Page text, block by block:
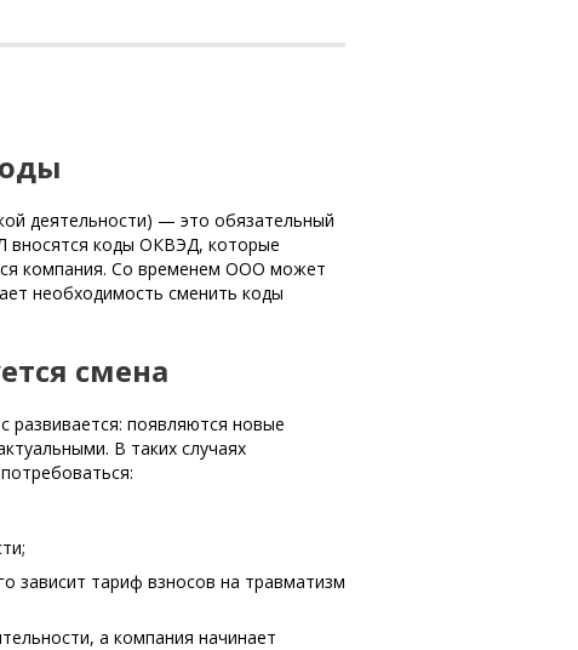
деятельности) — это обязательный
вносятся коды ОКВЭД, которые
компания. Со временем ООО может
необходимость сменить коды
смена
появляются новые
В таких случаях
зависит тариф взносов на травматизм
а компания начинает